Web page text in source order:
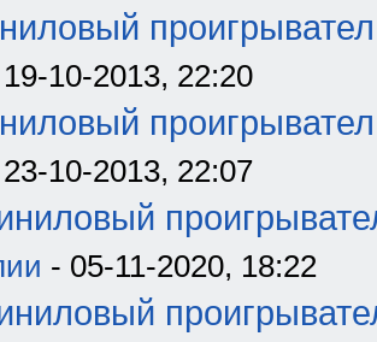
10-2013, 22:20
10-2013, 22:07
- 05-11-2020, 18:22